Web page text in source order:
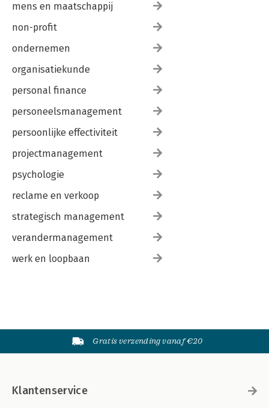
mens en maatschappij
non-profit
ondernemen
organisatiekunde
personal finance
personeelsmanagement
persoonlijke effectiviteit
projectmanagement
psychologie
reclame en verkoop
strategisch management
verandermanagement
werk en loopbaan
Gratis verzending vanaf €20
Klantenservice